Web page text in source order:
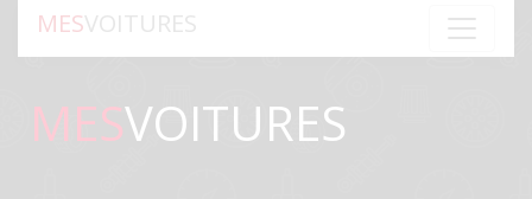
MESVOITURES
MESVOITURES